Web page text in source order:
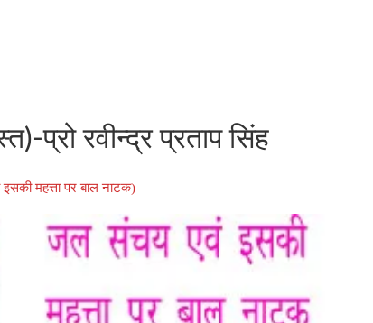
प्रो रवीन्द्र प्रताप सिंह
महत्ता पर बाल नाटक)